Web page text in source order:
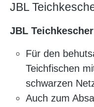
JBL
JBL
Für den
Teichfischen
schwarzen
Auch zum